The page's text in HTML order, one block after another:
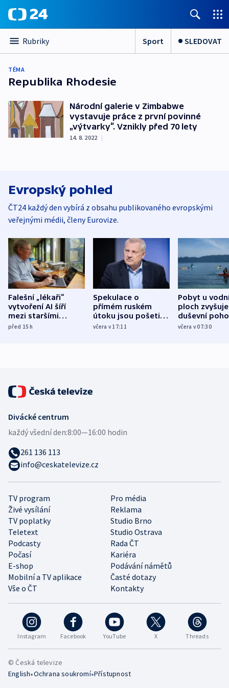
Rubriky Sport SLEDOVAT
TÉMA
Republika Rhodesie
Národní galerie v Zimbabwe
vystavuje práce z první povinné
„výtvarky“. Vznikly před 70 lety
14. 8. 2022 |
Evropský pohled
ČT24 každý den vybírá z obsahu publikovaného evropskými
veřejnými médii, členy Eurovize.
Falešní „lékaři“
vytvoření AI šíří
mezi staršími
Poláky nebezpečné
před 15h
Spekulace o
přímém ruském
útoku jsou pošetilé,
míní estonský
včera v 17:11
Pobyt u
ploch zvyšuje
duševní
ukázala
včera v 07:30
Instagram Facebook YouTube X Threads
TV program
Pro média
Živé vysílání
Reklama
TV poplatky
Studio Brno
Teletext
Studio Ostrava
Podcasty
Rada ČT
Počasí
Kariéra
E-shop
Podávání námětů
Mobilní a TV aplikace
Časté dotazy
Vše o ČT
Kontakty
Divácké centrum
každý všední den:8:00—16:00 hodin
261 136 113
info@ceskatelevize.cz
© Česká televize
English•Ochrana soukromí•Přístupnost